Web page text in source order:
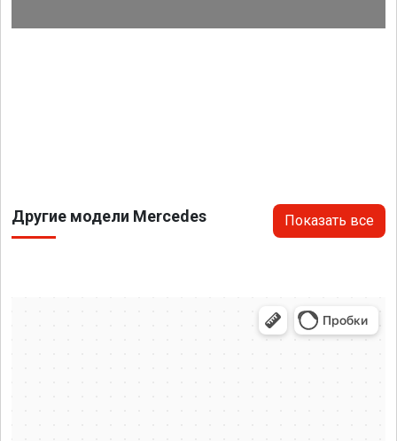
Другие модели Mercedes Показать все